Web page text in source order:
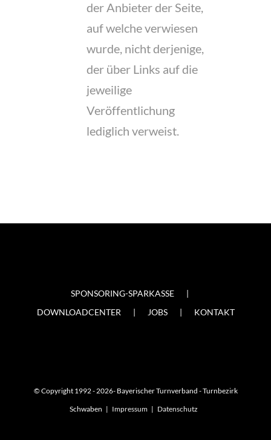
der Anbieter der Seite,
auf welche verwiesen
wurde, nicht derjenige,
der über Links auf die
jeweilige
Veröffentlichung
lediglich verweist.
SPONSORING-SPARKASSE
DOWNLOADCENTER
JOBS KONTAKT
© Copyright 1992 - 2026- Bayerischer Turnverband - Turnbezirk
Schwaben | Impressum | Datenschutz